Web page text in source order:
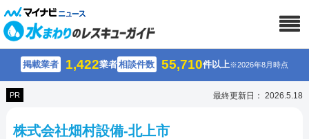
掲載業者 1,422業者相談件数 55,710件以上※2026年8月時点
PR 最終更新日： 2026.5.18
株式会社畑村設備-北上市